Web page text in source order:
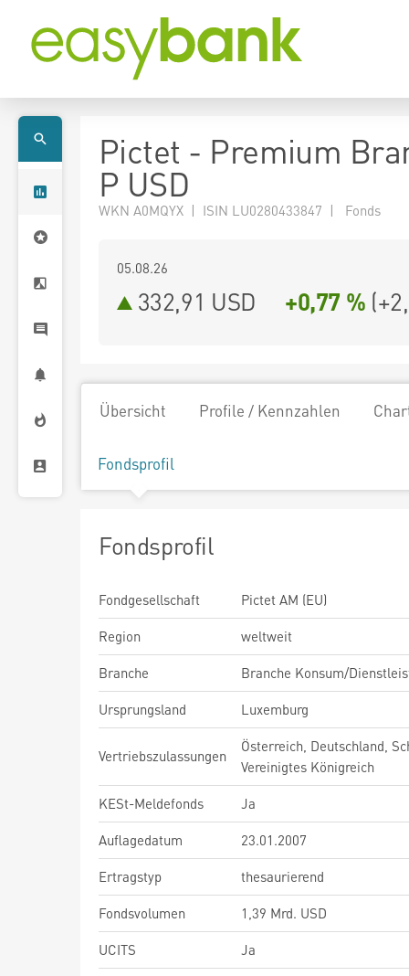
Pictet - Premium
P USD
WKN A0MQYX | ISIN LU0280433847 | Fonds
05.08.26
332,91 USD +0,77 % (
Übersicht Profile / Kennzahlen
Fondsprofil
Fondsprofil
Fondgesellschaft
Pictet AM (EU)
Region
weltweit
Branche
Branche Konsum/
Ursprungsland
Luxemburg
Vertriebszulassungen
Österreich, Deutschland,
Vereinigtes Königreich
KESt-Meldefonds
Ja
Auflagedatum
23.01.2007
Ertragstyp
thesaurierend
Fondsvolumen
1,39 Mrd. USD
UCITS
Ja